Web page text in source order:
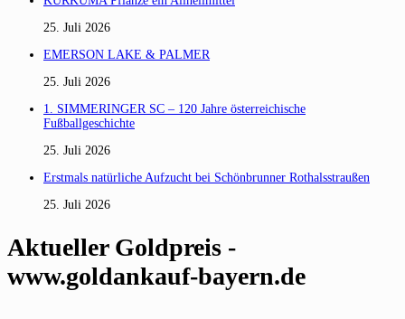
25. Juli 2026
EMERSON LAKE & PALMER
25. Juli 2026
1. SIMMERINGER SC – 120 Jahre österreichische
Fußballgeschichte
25. Juli 2026
Erstmals natürliche Aufzucht bei Schönbrunner Rothalsstraußen
25. Juli 2026
Aktueller Goldpreis -
www.goldankauf-bayern.de